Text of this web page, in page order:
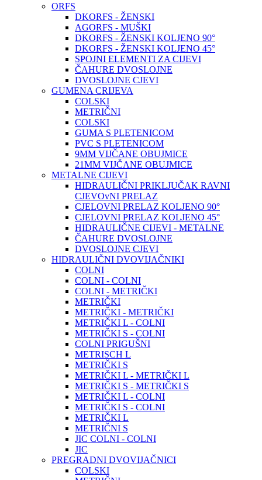
ORFS
DKORFS - ŽENSKI
AGORFS - MUŠKI
DKORFS - ŽENSKI KOLJENO 90°
DKORFS - ŽENSKI KOLJENO 45°
SPOJNI ELEMENTI ZA CIJEVI
ČAHURE DVOSLOJNE
DVOSLOJNE CJEVI
GUMENA CRIJEVA
COLSKI
METRIČNI
COLSKI
GUMA S PLETENICOM
PVC S PLETENICOM
9MM VIJČANE OBUJMICE
21MM VIJČANE OBUJMICE
METALNE CIJEVI
HIDRAULIČNI PRIKLJUČAK RAVNI
CJEVOvNI PRELAZ
CJELOVNI PRELAZ KOLJENO 90°
CJELOVNI PRELAZ KOLJENO 45°
HIDRAULIČNE CIJEVI - METALNE
ČAHURE DVOSLOJNE
DVOSLOJNE CJEVI
HIDRAULIČNI DVOVIJAČNIKI
COLNI
COLNI - COLNI
COLNI - METRIČKI
METRIČKI
METRIČKI - METRIČKI
METRIČKI L - COLNI
METRIČKI S - COLNI
COLNI PRIGUŠNI
METRISCH L
METRIČKI S
METRIČKI L - METRIČKI L
METRIČKI S - METRIČKI S
METRIČKI L - COLNI
METRIČKI S - COLNI
METRIČKI L
METRIČNI S
JIC COLNI - COLNI
JIC
PREGRADNI DVOVIJAČNICI
COLSKI